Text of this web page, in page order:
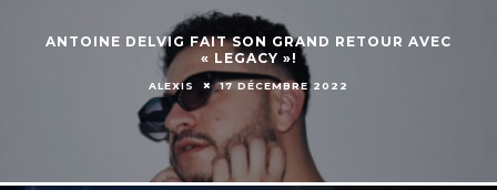
ANTOINE DELVIG FAIT SON GRAND RETOUR AVEC
« LEGACY »!
ALEXIS 17 DÉCEMBRE 2022